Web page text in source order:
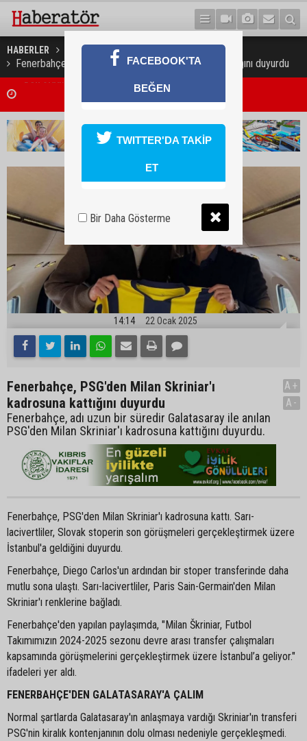
HABERLER SPOR
Fenerbahçe, PSG'den Milan Skriniar'ı kadrosuna kattığını duyurdu
"Liderlerin yapacağı görüşme, yeni ve sonuç alıcı 5+1 toplantısına
niteliği taşıyor"
14:14 22 Ocak 2025
Fenerbahçe, PSG'den Milan Skriniar'ı
kadrosuna kattığını duyurdu
Fenerbahçe, adı uzun bir süredir Galatasaray ile anılan
PSG'den Milan Skriniar'ı kadrosuna kattığını duyurdu.
A+
A-
Fenerbahçe, PSG'den Milan Skriniar'ı kadrosuna kattı. Sarı-
lacivertliler, Slovak stoperin son görüşmeleri gerçekleştirmek üzere
İstanbul'a geldiğini duyurdu.
Fenerbahçe, Diego Carlos'un ardından bir stoper transferinde daha
mutlu sona ulaştı. Sarı-lacivertliler, Paris Sain-Germain'den Milan
Skriniar'ı renklerine bağladı.
Fenerbahçe'den yapılan paylaşımda, "Milan Škriniar, Futbol
Takımımızın 2024-2025 sezonu devre arası transfer çalışmaları
kapsamında görüşmelerini gerçekleştirmek üzere İstanbul’a geliyor."
ifadeleri yer aldı.
FENERBAHÇE'DEN GALATASARAY'A ÇALIM
Normal şartlarda Galatasaray'ın anlaşmaya vardığı Skriniar'ın transferi
PSG'nin kiralık kontenjanının dolu olması nedeniyle gerçekleşmedi.
FACEBOOK'TA
BEĞEN
TWITTER'DA TAKİP
ET
Bir Daha Gösterme